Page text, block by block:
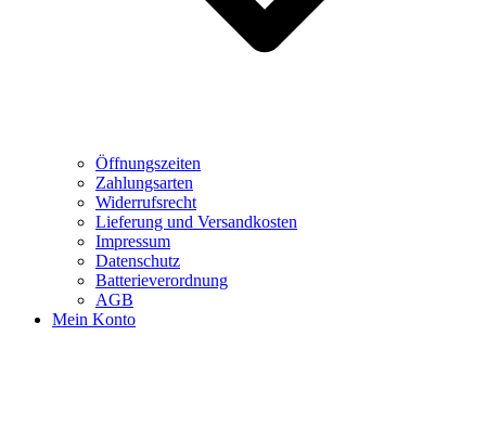
Öffnungszeiten
Zahlungsarten
Widerrufsrecht
Lieferung und Versandkosten
Impressum
Datenschutz
Batterieverordnung
AGB
Mein Konto